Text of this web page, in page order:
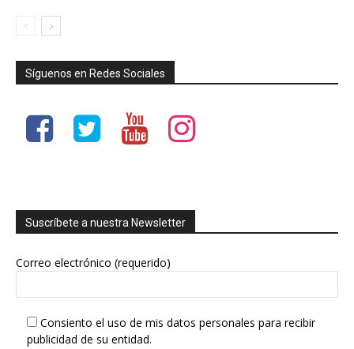
Síguenos en Redes Sociales
Suscríbete a nuestra Newsletter
Correo electrónico (requerido)
Consiento el uso de mis datos personales para recibir
publicidad de su entidad.